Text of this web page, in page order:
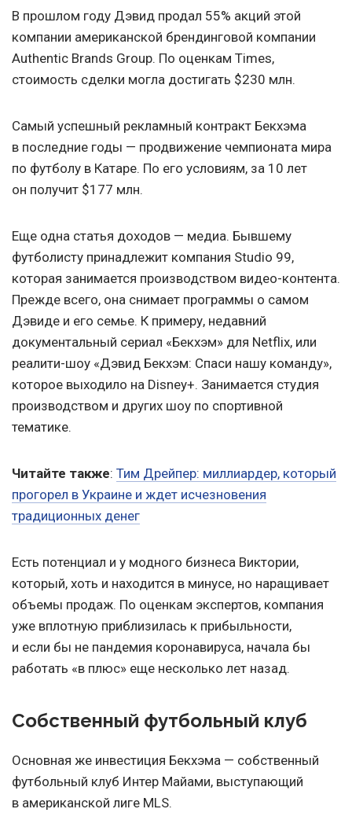
В прошлом году Дэвид продал 55% акций этой
компании американской брендинговой компании
Authentic Brands Group. По оценкам Times,
стоимость сделки могла достигать $230 млн.
Самый успешный рекламный контракт Бекхэма
в последние годы — продвижение чемпионата мира
по футболу в Катаре. По его условиям, за 10 лет
он получит $177 млн.
Еще одна статья доходов — медиа. Бывшему
футболисту принадлежит компания Studio 99,
которая занимается производством видео-контента.
Прежде всего, она снимает программы о самом
Дэвиде и его семье. К примеру, недавний
документальный сериал «Бекхэм» для Netflix, или
реалити-шоу «Дэвид Бекхэм: Спаси нашу команду»,
которое выходило на Disney+. Занимается студия
производством и других шоу по спортивной
тематике.
Читайте также: Тим Дрейпер: миллиардер, который
прогорел в Украине и ждет исчезновения
традиционных денег
Есть потенциал и у модного бизнеса Виктории,
который, хоть и находится в минусе, но наращивает
объемы продаж. По оценкам экспертов, компания
уже вплотную приблизилась к прибыльности,
и если бы не пандемия коронавируса, начала бы
работать «в плюс» еще несколько лет назад.
Собственный футбольный клуб
Основная же инвестиция Бекхэма — собственный
футбольный клуб Интер Майами, выступающий
в американской лиге MLS.